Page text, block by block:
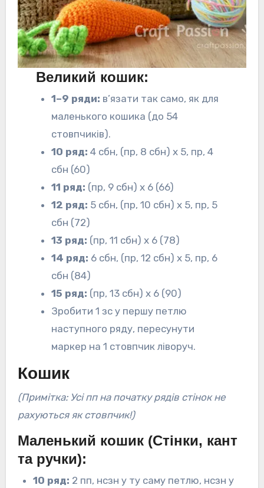
Великий кошик:
1–9 ряди: в’язати так само, як для
маленького кошика (до 54
стовпчиків).
10 ряд: 4 сбн, (пр, 8 сбн) х 5, пр, 4
сбн (60)
11 ряд: (пр, 9 сбн) х 6 (66)
12 ряд: 5 сбн, (пр, 10 сбн) х 5, пр, 5
сбн (72)
13 ряд: (пр, 11 сбн) х 6 (78)
14 ряд: 6 сбн, (пр, 12 сбн) х 5, пр, 6
сбн (84)
15 ряд: (пр, 13 сбн) х 6 (90)
Зробити 1 зс у першу петлю
наступного ряду, пересунути
маркер на 1 стовпчик ліворуч.
Кошик
(Примітка: Усі пп на початку рядів стінок не
рахуються як стовпчик!)
Маленький кошик (Стінки, кант
та ручки):
10 ряд: 2 пп, нсзн у ту саму петлю, нсзн у